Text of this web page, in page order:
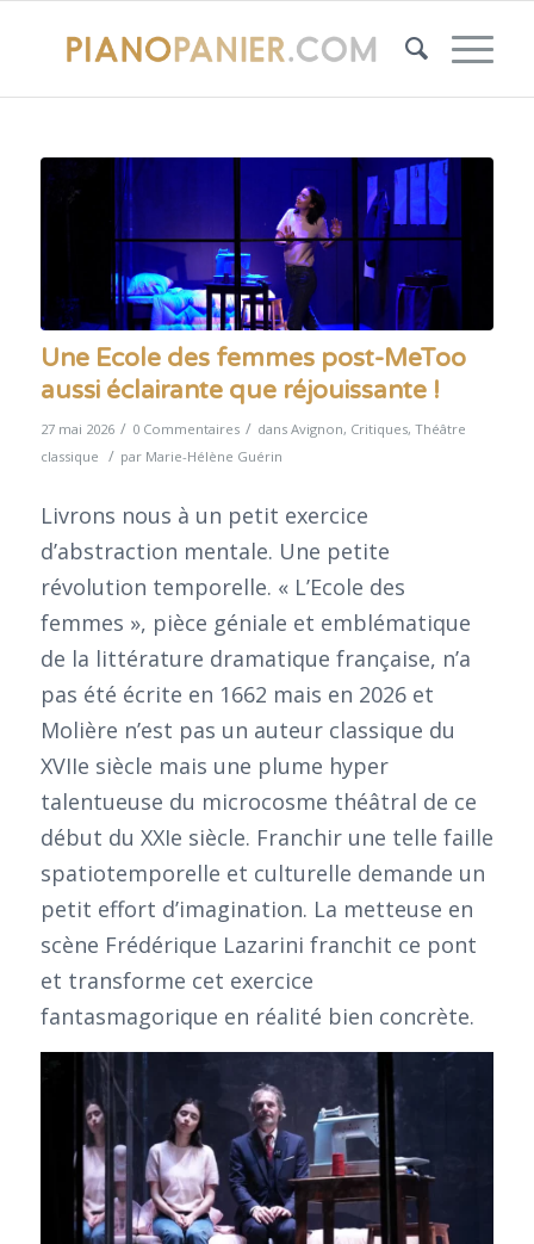
Une Ecole des femmes post-MeToo
aussi éclairante que réjouissante !
27 mai 2026 / 0 Commentaires / dans Avignon, Critiques, Théâtre
classique / par Marie-Hélène Guérin
Livrons nous à un petit exercice
d’abstraction mentale. Une petite
révolution temporelle. « L’Ecole des
femmes », pièce géniale et emblématique
de la littérature dramatique française, n’a
pas été écrite en 1662 mais en 2026 et
Molière n’est pas un auteur classique du
XVIIe siècle mais une plume hyper
talentueuse du microcosme théâtral de ce
début du XXIe siècle. Franchir une telle faille
spatiotemporelle et culturelle demande un
petit effort d’imagination. La metteuse en
scène Frédérique Lazarini franchit ce pont
et transforme cet exercice
fantasmagorique en réalité bien concrète.